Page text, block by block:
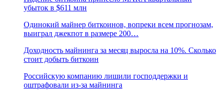
убыток в $611 млн
Одинокий майнер биткоинов, вопреки всем прогнозам,
выиграл джекпот в размере 200…
Доходность майнинга за месяц выросла на 10%. Сколько
стоит добыть биткоин
Российскую компанию лишили господдержки и
оштрафовали из-за майнинга